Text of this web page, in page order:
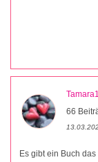
66
Es gibt ein Buch